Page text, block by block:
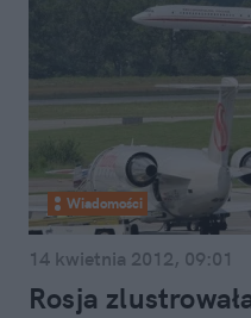
Wiadomości
14 kwietnia 2012, 09:01
Rosja